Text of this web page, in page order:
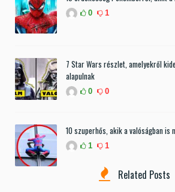
0 1
7 Star Wars részlet, amelyekről
alapulnak
0 0
10 szuperhős, akik a valóságban
1 1
Related Posts